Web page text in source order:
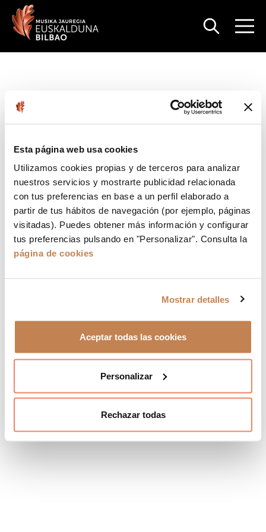
Esta página web usa cookies
Utilizamos cookies propias y de terceros para analizar
nuestros servicios y mostrarte publicidad relacionada
con tus preferencias en base a un perfil elaborado a
partir de tus hábitos de navegación (por ejemplo, páginas
visitadas). Puedes obtener más información y configurar
tus preferencias pulsando en "Personalizar". Consulta la
página de cookies
Mostrar detalles
Aceptar todas las cookies
Personalizar
Rechazar todas